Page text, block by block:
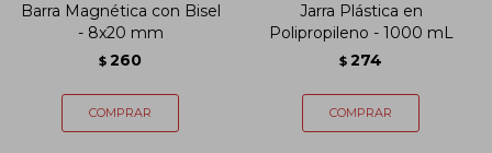
Barra Magnética con Bisel
- 8x20 mm
$ 260
Jarra Plástica en
Polipropileno - 1000 mL
$ 274